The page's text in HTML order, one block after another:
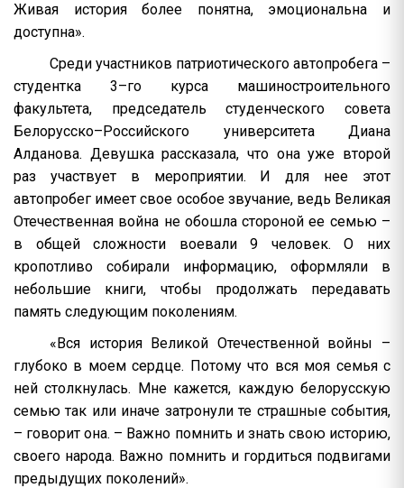
Живая история более понятна, эмоциональна и
доступна».
Среди участников патриотического автопробега –
студентка 3–го курса машиностроительного
факультета, председатель студенческого совета
Белорусско–Российского университета Диана
Алданова. Девушка рассказала, что она уже второй
раз участвует в мероприятии. И для нее этот
автопробег имеет свое особое звучание, ведь Великая
Отечественная война не обошла стороной ее семью –
в общей сложности воевали 9 человек. О них
кропотливо собирали информацию, оформляли в
небольшие книги, чтобы продолжать передавать
память следующим поколениям.
«Вся история Великой Отечественной войны –
глубоко в моем сердце. Потому что вся моя семья с
ней столкнулась. Мне кажется, каждую белорусскую
семью так или иначе затронули те страшные события,
– говорит она. – Важно помнить и знать свою историю,
своего народа. Важно помнить и гордиться подвигами
предыдущих поколений».